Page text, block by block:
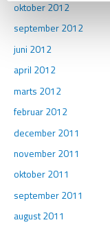
oktober 2012
september 2012
juni 2012
april 2012
marts 2012
februar 2012
december 2011
november 2011
oktober 2011
september 2011
august 2011